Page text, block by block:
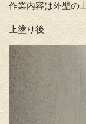
作業内容は外壁の
上塗り後